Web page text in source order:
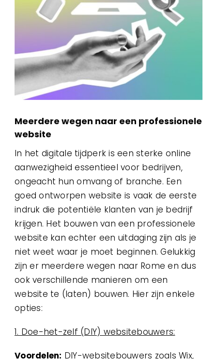
Meerdere wegen naar een professionele
website
In het digitale tijdperk is een sterke online
aanwezigheid essentieel voor bedrijven,
ongeacht hun omvang of branche. Een
goed ontworpen website is vaak de eerste
indruk die potentiële klanten van je bedrijf
krijgen. Het bouwen van een professionele
website kan echter een uitdaging zijn als je
niet weet waar je moet beginnen. Gelukkig
zijn er meerdere wegen naar Rome en dus
ook verschillende manieren om een
website te (laten) bouwen. Hier zijn enkele
opties:
1. Doe-het-zelf (DIY) websitebouwers:
Voordelen: DIY-websitebouwers zoals Wix,